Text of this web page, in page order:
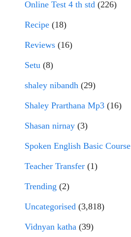
Online Test 4 th std (226)
Recipe (18)
Reviews (16)
Setu (8)
shaley nibandh (29)
Shaley Prarthana Mp3 (16)
Shasan nirnay (3)
Spoken English Basic Course
Teacher Transfer (1)
Trending (2)
Uncategorised (3,818)
Vidnyan katha (39)